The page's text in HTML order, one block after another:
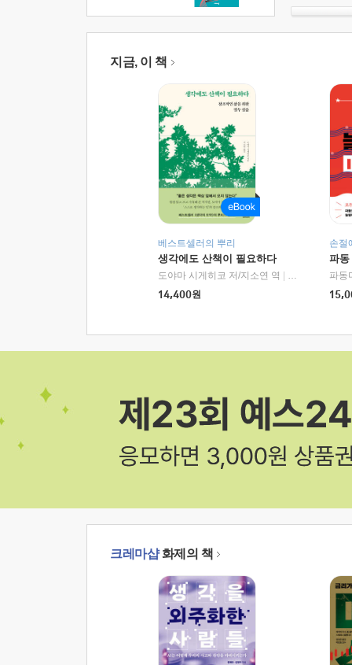
지금, 이 책
베스트셀러의 뿌리
생각에도 산책이 필요하다
도야마 시게히코 저/지소연 역
알에이치코리
14,400원
손절
파동
파동
크레마샵화제의 책